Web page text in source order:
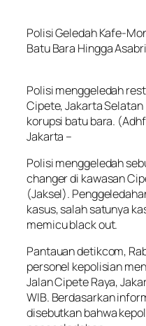
Polisi Geledah Kafe-
Batu Bara Hingga Asabri
Polisi menggeledah
Cipete, Jakarta
korupsi batu bara.
Jakarta –
Polisi menggeledah
changer di kawasan
(Jaksel).
kasus, salah satunya
memicu black out.
Pantauan detikcom,
personel kepolisian
Jalan Cipete Raya,
WIB. Berdasarkan
disebutkan bahwa